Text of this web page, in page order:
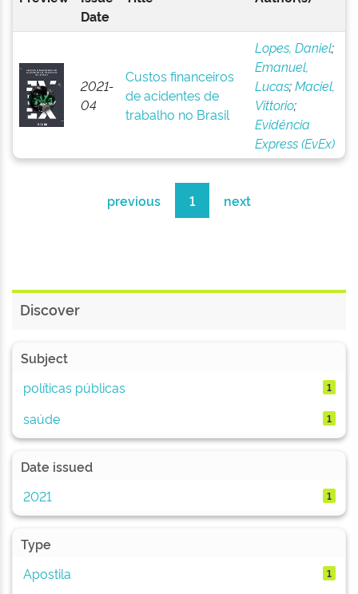
Date
2021-
04
Custos financeiros
de acidentes de
trabalho no Brasil
Lopes, Daniel;
Emanuel,
Lucas;Maciel,
Vittorio;
Evidência
Express (EvEx)
previous 1 next
Discover
Subject
políticas públicas
1
saúde 1
Date issued
2021
1
Type
Apostila
1